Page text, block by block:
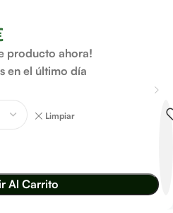
producto ahora!
en el último día
Limpiar
Al Carrito